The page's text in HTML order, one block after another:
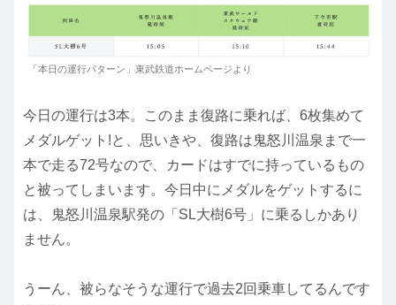
「本日の運行パターン」東武鉄道ホームページより
今日の運行は3本。このまま復路に乗れば、6枚集めて
メダルゲット!と、思いきや、復路は鬼怒川温泉まで一
本で走る72号なので、カードはすでに持っているもの
と被ってしまいます。今日中にメダルをゲットするに
は、鬼怒川温泉駅発の「SL大樹6号」に乗るしかあり
ません。
うーん、被らなそうな運行で過去2回乗車してるんです